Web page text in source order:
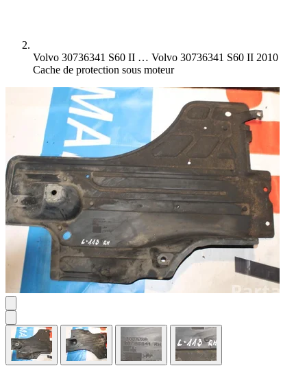
Volvo 30736341 S60 II … Volvo 30736341 S60 II 2010
Cache de protection sous moteur